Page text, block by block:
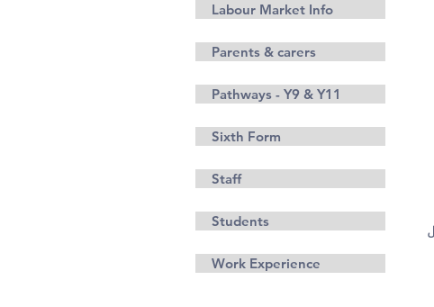
Labour Market Info
Parents & carers
Pathways - Y9 & Y11
Sixth Form
Staff
Students
Work Experience